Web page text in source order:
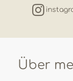
Über